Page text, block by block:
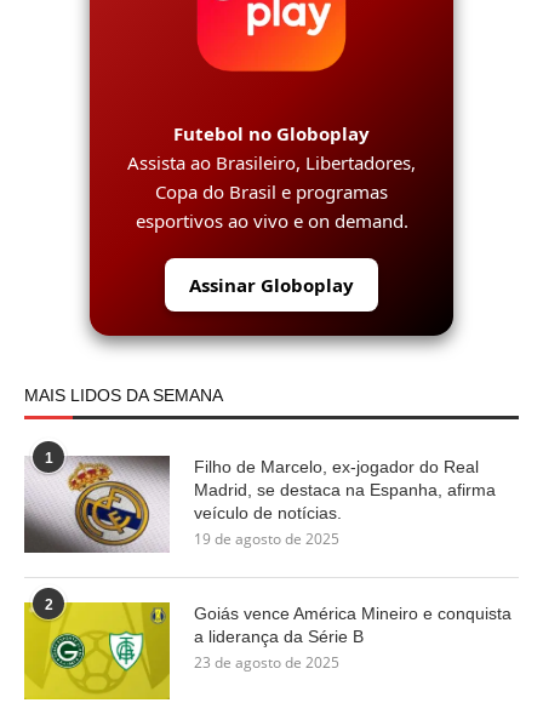
Futebol no Globoplay
Assista ao Brasileiro, Libertadores,
Copa do Brasil e programas
esportivos ao vivo e on demand.
Assinar Globoplay
MAIS LIDOS DA SEMANA
1
Filho de Marcelo, ex-jogador do Real
Madrid, se destaca na Espanha, afirma
veículo de notícias.
19 de agosto de 2025
2
Goiás vence América Mineiro e conquista
a liderança da Série B
23 de agosto de 2025